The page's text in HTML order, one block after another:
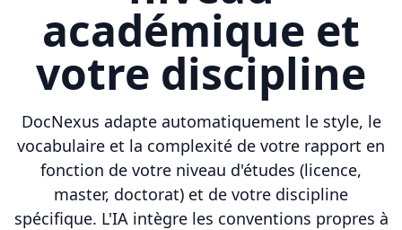
académique et
votre discipline
DocNexus adapte automatiquement le style, le
vocabulaire et la complexité de votre rapport en
fonction de votre niveau d'études (licence,
master, doctorat) et de votre discipline
spécifique. L'IA intègre les conventions propres à